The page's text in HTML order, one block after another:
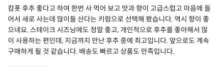
캄폿 후추 좋다고 하여 한번 사 먹어 보고 맛과 향이 고급스럽고 마음에 들
어서 새로 사는데 많이들 산다는 키럼으로 선택해 봤습니다. 역시 향이 좋
으네요. 스테이크 시즈닝에도 정말 좋고, 개인적으로 후추를 좋아해서 많
이 사용하는 편인데, 지금까지 만난 후추 중에 최고입니다. 앞으로도 계속
구매하게 될 것 같습니다. 배송도 빠르고 상품도 만족입니다.